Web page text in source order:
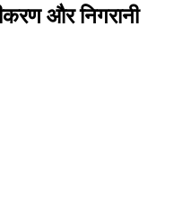
और निगरानी